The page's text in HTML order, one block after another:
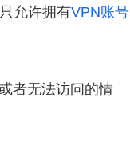
允许拥有VPN账号
者无法访问的情